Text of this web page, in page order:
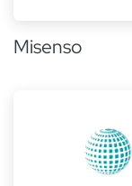
Misenso